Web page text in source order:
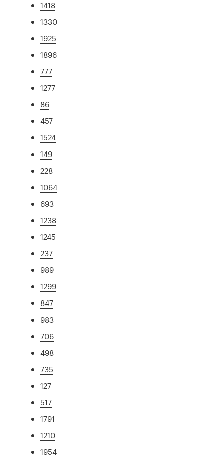
1418
1330
1925
1896
777
1277
86
457
1524
149
228
1064
693
1238
1245
237
989
1299
847
983
706
498
735
127
517
1791
1210
1954